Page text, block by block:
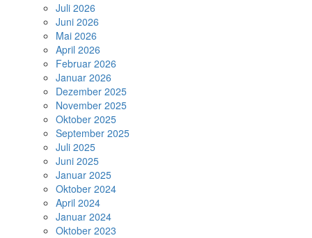
Juli 2026
Juni 2026
Mai 2026
April 2026
Februar 2026
Januar 2026
Dezember 2025
November 2025
Oktober 2025
September 2025
Juli 2025
Juni 2025
Januar 2025
Oktober 2024
April 2024
Januar 2024
Oktober 2023